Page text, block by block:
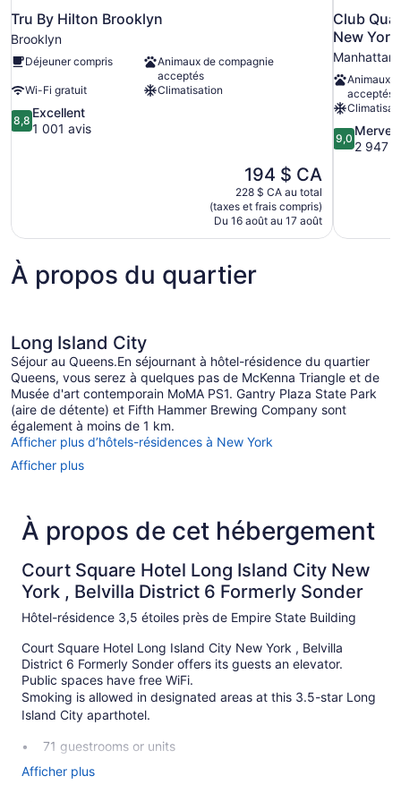
Tru By Hilton Brooklyn
Brooklyn
Déjeuner compris
Animaux de compagnie
acceptés
Wi-Fi gratuit
Climatisation
8.8
sur
8,8
Excellent
1 001 avis
Le
prix
est
de
194 $ CA
194 $ CA
228 $ CA au total
(taxes et frais compris)
Du 16 août au 17 août
Club
New York
Manhattan
Animaux
acceptés
9.0
sur
9,0
2 947
À propos du quartier
Long Island City
Séjour au Queens.En séjournant à hôtel-résidence du quartier
Queens, vous serez à quelques pas de McKenna Triangle et de
Musée d'art contemporain MoMA PS1. Gantry Plaza State Park
(aire de détente) et Fifth Hammer Brewing Company sont
également à moins de 1 km.
Afficher plus d’hôtels-résidences à New York
Afficher plus
À propos de cet hébergement
Court Square Hotel Long Island City New
York , Belvilla District 6 Formerly Sonder
Hôtel-résidence 3,5 étoiles près de Empire State Building
Court Square Hotel Long Island City New York , Belvilla
District 6 Formerly Sonder offers its guests an elevator.
Public spaces have free WiFi.
Smoking is allowed in designated areas at this 3.5-star Long
Island City aparthotel.
71 guestrooms or units
Built in 2021
Afficher plus